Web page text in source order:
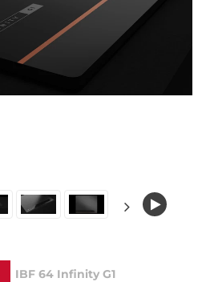
IBF 64 Infinity G1